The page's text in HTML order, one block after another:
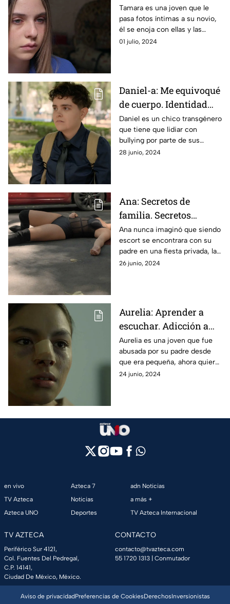
cibernético.
Tamara es una joven que le
pasa fotos íntimas a su novio,
él se enoja con ellas y las
comparte. Gracias a ello sufre
01 julio, 2024
Daniel-a: Me equivoqué
de cuerpo. Identidad
sexual / Transgénero.
Daniel es un chico transgénero
que tiene que lidiar con
bullying por parte de sus
vecinos y compañeros de
28 junio, 2024
Ana: Secretos de
familia. Secretos
familiares/ Escorts.
Ana nunca imaginó que siendo
escort se encontrara con su
padre en una fiesta privada, la
cual terminó en una terrible
26 junio, 2024
Aurelia: Aprender a
escuchar. Adicción a
las drogas /
Delincuencia.
Aurelia es una joven que fue
abusada por su padre desde
que era pequeña, ahora quiere
evadir el daño que le hizo y
24 junio, 2024
en vivo
TV Azteca
Azteca UNO
Azteca 7
Noticias
Deportes
adn Noticias
a más +
TV Azteca Internacional
TV AZTECA
Periférico Sur 4121,
Col. Fuentes Del Pedregal,
C.P. 14141,
Ciudad De México, México.
CONTACTO
contacto@tvazteca.com
55 1720 1313 | Conmutador
Aviso de privacidadPreferencias de CookiesDerechosInversionistas